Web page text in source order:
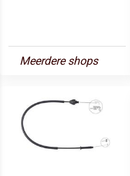
Meerdere shops